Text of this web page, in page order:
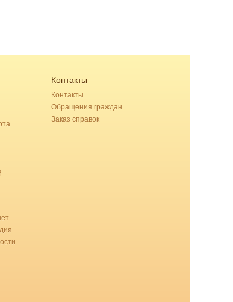
Контакты
Контакты
Обращения граждан
Заказ справок